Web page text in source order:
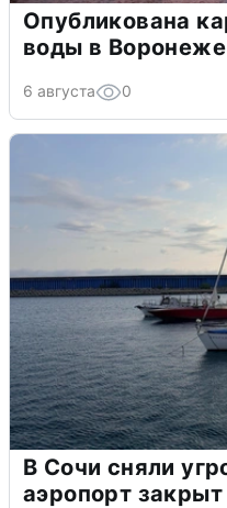
Опубликована
воды в Воронеже
6 августа 0
В Сочи сняли
аэропорт закрыт